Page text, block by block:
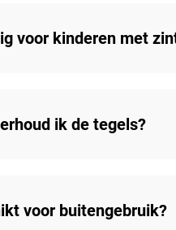
voor kinderen met
ik de tegels?
voor buitengebruik?